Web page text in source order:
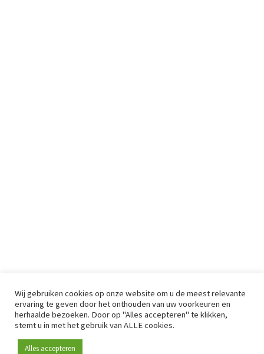
Wij gebruiken cookies op onze website om u de meest relevante
ervaring te geven door het onthouden van uw voorkeuren en
herhaalde bezoeken. Door op "Alles accepteren" te klikken,
stemt u in met het gebruik van ALLE cookies.
Alles accepteren